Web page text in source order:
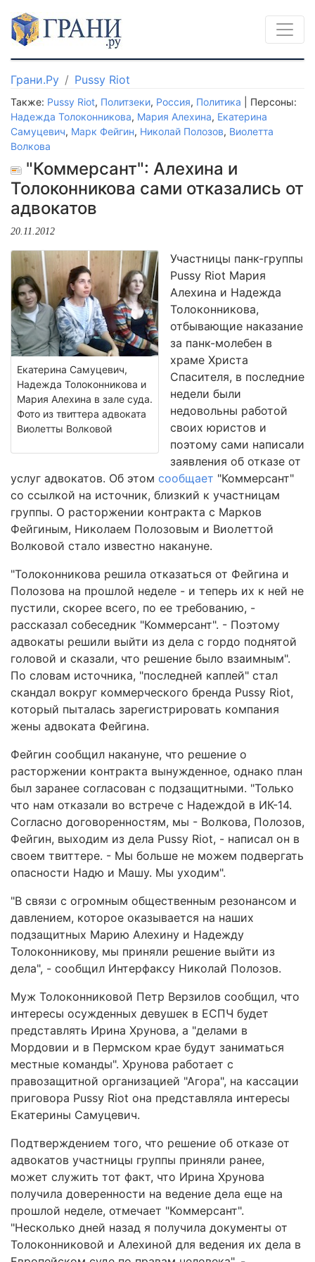
Грани.Ру Pussy Riot
Также: Pussy Riot, Политзеки, Россия, Политика | Персоны:
Надежда Толоконникова, Мария Алехина, Екатерина
Самуцевич, Марк Фейгин, Николай Полозов, Виолетта
Волкова
"Коммерсант": Алехина и
Толоконникова сами отказались от
адвокатов
20.11.2012
Екатерина Самуцевич,
Надежда Толоконникова и
Мария Алехина в зале суда.
Фото из твиттера адвоката
Виолетты Волковой
Участницы панк-группы
Pussy Riot Мария
Алехина и Надежда
Толоконникова,
отбывающие наказание
за панк-молебен в
храме Христа
Спасителя, в последние
недели были
недовольны работой
своих юристов и
поэтому сами написали
заявления об отказе от
услуг адвокатов. Об этом сообщает "Коммерсант"
со ссылкой на источник, близкий к участницам
группы. О расторжении контракта с Марков
Фейгиным, Николаем Полозовым и Виолеттой
Волковой стало известно накануне.
"Толоконникова решила отказаться от Фейгина и
Полозова на прошлой неделе - и теперь их к ней не
пустили, скорее всего, по ее требованию, -
рассказал собеседник "Коммерсант". - Поэтому
адвокаты решили выйти из дела с гордо поднятой
головой и сказали, что решение было взаимным".
По словам источника, "последней каплей" стал
скандал вокруг коммерческого бренда Pussy Riot,
который пыталась зарегистрировать компания
жены адвоката Фейгина.
Фейгин сообщил накануне, что решение о
расторжении контракта вынужденное, однако план
был заранее согласован с подзащитными. "Только
что нам отказали во встрече с Надеждой в ИК-14.
Согласно договоренностям, мы - Волкова, Полозов,
Фейгин, выходим из дела Pussy Riot, - написал он в
своем твиттере. - Мы больше не можем подвергать
опасности Надю и Машу. Мы уходим".
"В связи с огромным общественным резонансом и
давлением, которое оказывается на наших
подзащитных Марию Алехину и Надежду
Толоконникову, мы приняли решение выйти из
дела", - сообщил Интерфаксу Николай Полозов.
Муж Толоконниковой Петр Верзилов сообщил, что
интересы осужденных девушек в ЕСПЧ будет
представлять Ирина Хрунова, а "делами в
Мордовии и в Пермском крае будут заниматься
местные команды". Хрунова работает с
правозащитной организацией "Агора", на кассации
приговора Pussy Riot она представляла интересы
Екатерины Самуцевич.
Подтверждением того, что решение об отказе от
адвокатов участницы группы приняли ранее,
может служить тот факт, что Ирина Хрунова
получила доверенности на ведение дела еще на
прошлой неделе, отмечает "Коммерсант".
"Несколько дней назад я получила документы от
Толоконниковой и Алехиной для ведения их дела в